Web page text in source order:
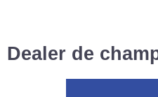
Dealer de